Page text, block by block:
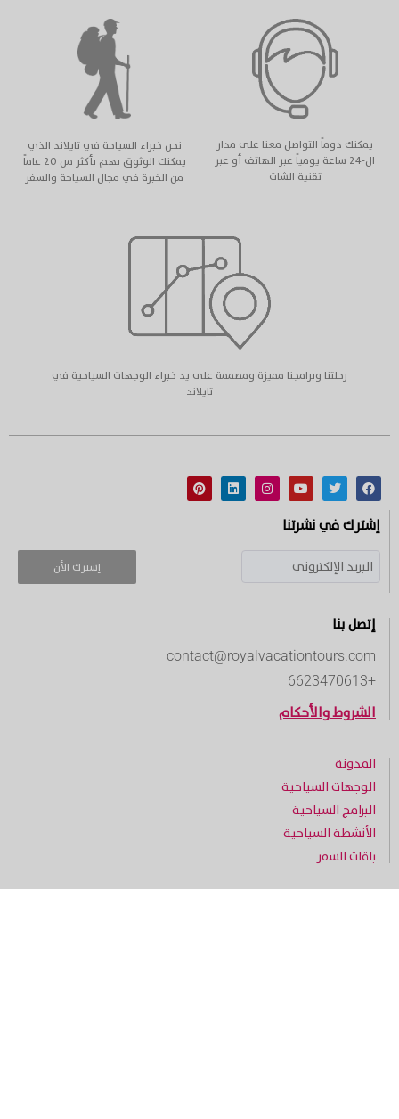
يمكنك دوماً التواصل معنا على مدار
ال-٢٤ ساعة يومياً عبر الهاتف أو عبر
تقنية الشات
نحن خبراء السياحة في تايلاند الذي
يمكنك الوثوق بهم بأكثر من ٢٠ عاماً
من الخبرة في مجال السياحة والسفر
رحلتنا وبرامجنا مميزة ومصممة على يد خبراء الوجهات السياحية في
تايلاند
إشترك في نشرتنا
إشترك الأن
إتصل بنا
contact@royalvacationtours.com
الشروط والأحكام
المدونة
الوجهات السياحية
البرامج السياحية
الأنشطة السياحية
باقات السفر